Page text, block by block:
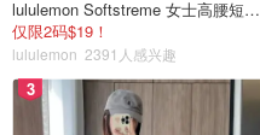
lululemon Softstreme 女士高腰短裤 10cm
仅限2码$19！
lululemon 2391人感兴趣
3